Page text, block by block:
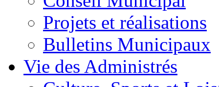
Projets et réalisations
Bulletins Municipaux
Vie des Administrés